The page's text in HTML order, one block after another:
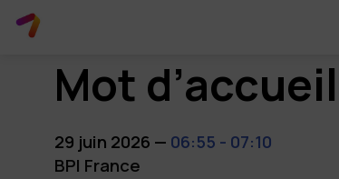
Mot
29 juin 2026 — 06:55 - 07:10
BPI France